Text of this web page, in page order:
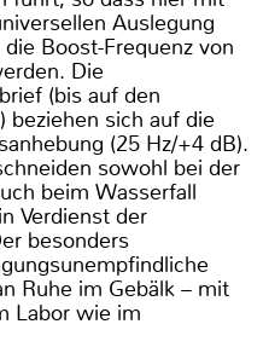
Auslegung
Boost-Frequenz von
Die
(bis auf den
beziehen sich auf die
(25 Hz/+4 dB).
sowohl bei der
beim Wasserfall
Verdienst der
besonders
Ruhe im Gebälk – mit
Labor wie im